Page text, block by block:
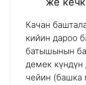
Качан
кийин дароо
батышынын
демек күндүн
чейин (башка